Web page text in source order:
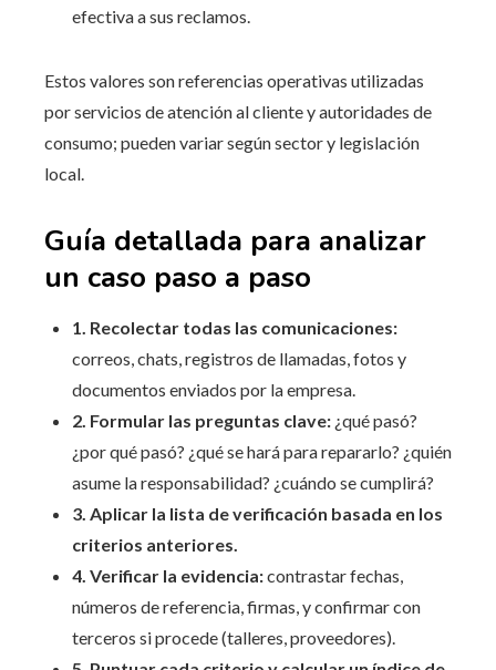
efectiva a sus reclamos.
Estos valores son referencias operativas utilizadas
por servicios de atención al cliente y autoridades de
consumo; pueden variar según sector y legislación
local.
Guía detallada para analizar
un caso paso a paso
1. Recolectar todas las comunicaciones:
correos, chats, registros de llamadas, fotos y
documentos enviados por la empresa.
2. Formular las preguntas clave: ¿qué pasó?
¿por qué pasó? ¿qué se hará para repararlo? ¿quién
asume la responsabilidad? ¿cuándo se cumplirá?
3. Aplicar la lista de verificación basada en los
criterios anteriores.
4. Verificar la evidencia:contrastar fechas,
números de referencia, firmas, y confirmar con
terceros si procede (talleres, proveedores).